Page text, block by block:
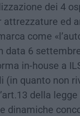
dei 4
ed
come
data 6
in-house a
quanto non
della
dinamiche